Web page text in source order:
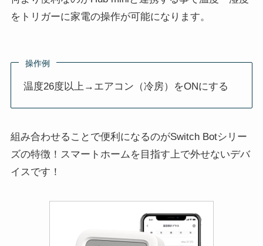
をトリガーに家電の操作が可能になります。
操作例
温度26度以上→エアコン（冷房）をONにする
組み合わせることで便利になるのがSwitch Botシリー
ズの特徴！スマートホームを目指す上で外せないデバ
イスです！